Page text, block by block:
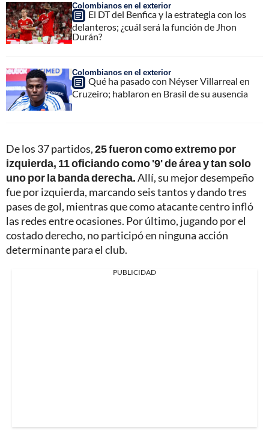
Colombianos en el exterior
El DT del Benfica y la estrategia con los
delanteros; ¿cuál será la función de Jhon
Durán?
Colombianos en el exterior
Qué ha pasado con Néyser Villarreal en
Cruzeiro; hablaron en Brasil de su ausencia
De los 37 partidos,25 fueron como extremo por
izquierda, 11 oficiando como '9' de área y tan solo
uno por la banda derecha.Allí, su mejor desempeño
fue por izquierda, marcando seis tantos y dando tres
pases de gol, mientras que como atacante centro infló
las redes entre ocasiones. Por último, jugando por el
costado derecho, no participó en ninguna acción
determinante para el club.
PUBLICIDAD